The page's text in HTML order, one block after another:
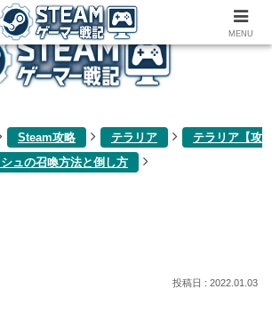
ゲーム関連雑記ブログ
Steam攻略 テラリア
テラリア【攻
ュの召喚方法と倒し方
2022.01.03
MENU